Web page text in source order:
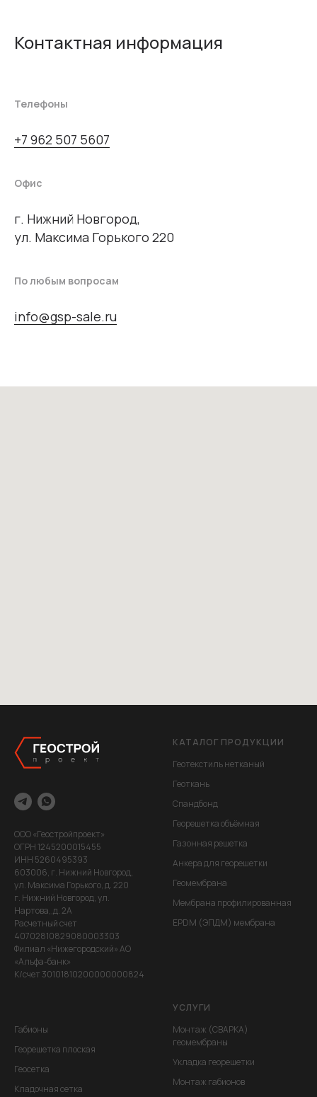
Контактная информация
Телефоны
+7 962 507 5607
Офис
г. Нижний Новгород,
ул. Максима Горького 220
По любым вопросам
info@gsp-sale.ru
ООО «Геостройпроект»
ОГРН 1245200015455
ИНН 5260495393
603006, г. Нижний Новгород,
ул. Максима Горького, д. 220
г. Нижний Новгород, ул.
Нартова,,д. 2А
Расчетный счет
40702810829080003303
Филиал «Нижегородский» АО
«Альфа-банк»
К/счет 30101810200000000824
КАТАЛОГ ПРОДУКЦИИ
Геотекстиль нетканый
Геоткань
Спандбонд
Георешетка объёмная
Газонная решетка
Анкера для георешетки
Геомембрана
Мембрана профилированная
EPDM (ЭПДМ) мембрана
Габионы
Георешетка плоская
Геосетка
Кладочная сетка
УСЛУГИ
Монтаж (СВАРКА)
геомембраны
Укладка георешетки
Монтаж габионов